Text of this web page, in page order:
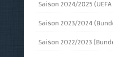
Saison 2024/2025
Saison 2023/2024
Saison 2022/2023